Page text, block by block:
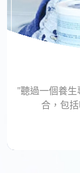
"聽過一個養
合，包